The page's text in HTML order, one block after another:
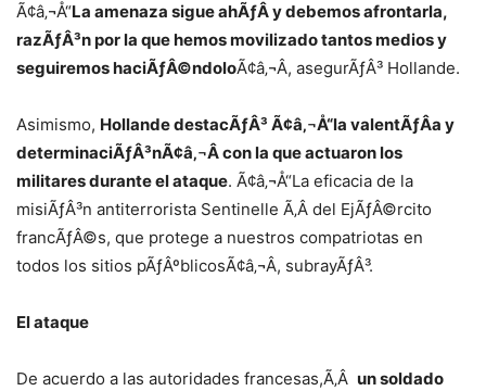
Ã¢â‚¬Å“La amenaza sigue ahÃƒÂ­ y debemos afrontarla,
razÃƒÂ³n por la que hemos movilizado tantos medios y
seguiremos haciÃƒÂ©ndoloÃ¢â‚¬Â, asegurÃƒÂ³ Hollande.
Asimismo, Hollande destacÃƒÂ³ Ã¢â‚¬Å“la valentÃƒÂ­a y
determinaciÃƒÂ³nÃ¢â‚¬Â con la que actuaron los
militares durante el ataque. Ã¢â‚¬Å“La eficacia de la
misiÃƒÂ³n antiterrorista Sentinelle Ã‚Â del EjÃƒÂ©rcito
francÃƒÂ©s, que protege a nuestros compatriotas en
todos los sitios pÃƒÂºblicosÃ¢â‚¬Â, subrayÃƒÂ³.
El ataque
De acuerdo a las autoridades francesas,Ã‚Â un soldado